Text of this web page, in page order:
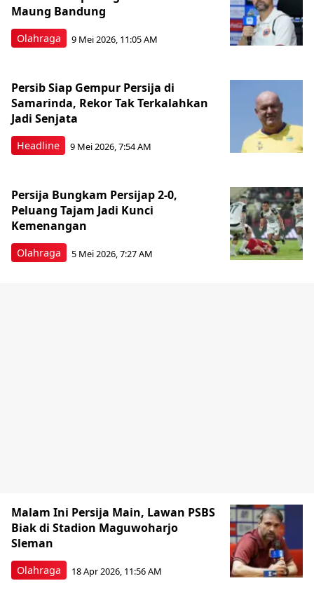
Olahraga
Maung Bandung
9 Mei 2026, 11:05 AM
Headline
Persib Siap Gempur Persija di
Samarinda, Rekor Tak Terkalahkan
Jadi Senjata
9 Mei 2026, 7:54 AM
Olahraga
Persija Bungkam Persijap 2-0,
Peluang Tajam Jadi Kunci
Kemenangan
5 Mei 2026, 7:27 AM
Olahraga
Malam Ini Persija Main, Lawan PSBS
Biak di Stadion Maguwoharjo
Sleman
18 Apr 2026, 11:56 AM